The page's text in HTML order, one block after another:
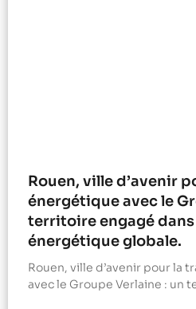
Rouen, ville d’avenir
énergétique avec le
territoire engagé
énergétique globale.
Rouen, ville d’avenir pour la
avec le Groupe Verlaine : un